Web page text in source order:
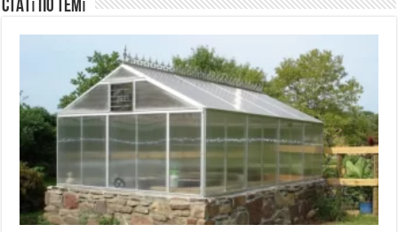
Статі по темі